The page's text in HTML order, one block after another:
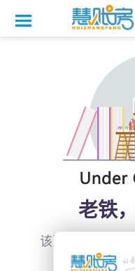
老铁
该页面正在玩命
您访问的页面不存